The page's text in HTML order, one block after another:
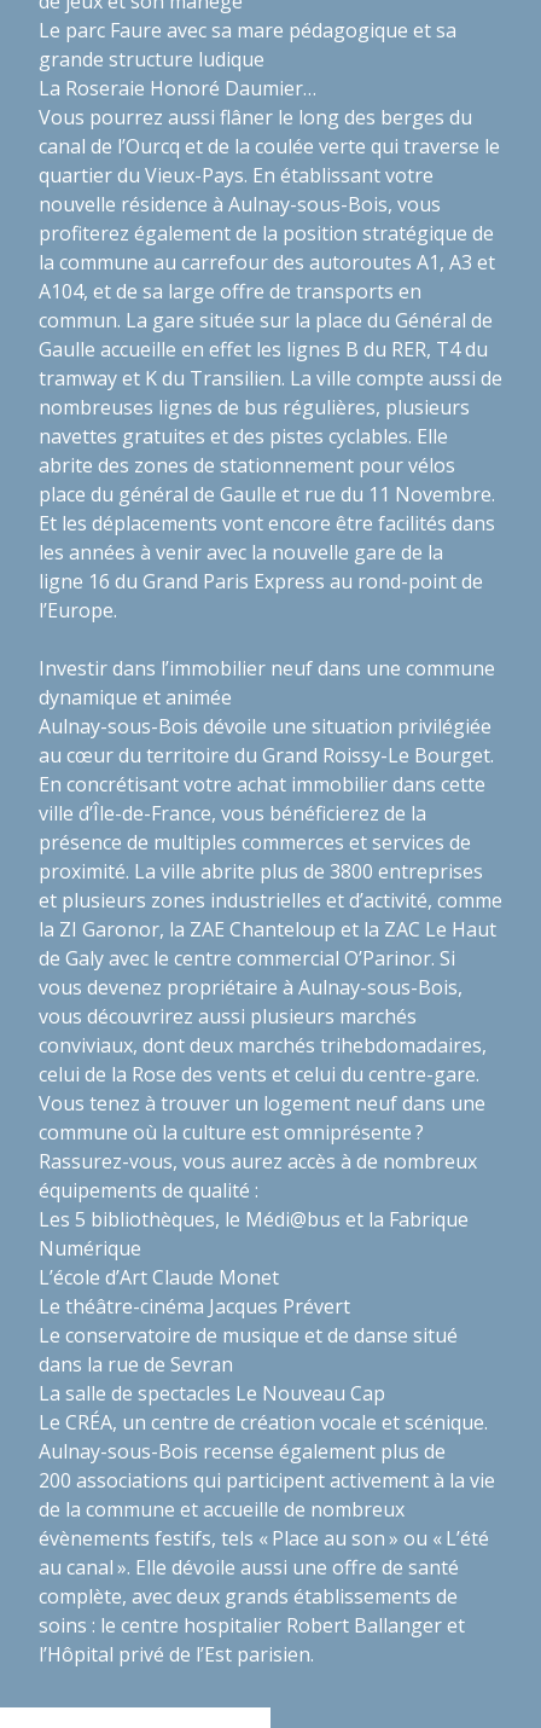
Le parc Faure avec sa mare pédagogique et sa
grande structure ludique
La Roseraie Honoré Daumier…
Vous pourrez aussi flâner le long des berges du
canal de l’Ourcq et de la coulée verte qui traverse le
quartier du Vieux-Pays. En établissant votre
nouvelle résidence à Aulnay-sous-Bois, vous
profiterez également de la position stratégique de
la commune au carrefour des autoroutes A1, A3 et
A104, et de sa large offre de transports en
commun. La gare située sur la place du Général de
Gaulle accueille en effet les lignes B du RER, T4 du
tramway et K du Transilien. La ville compte aussi de
nombreuses lignes de bus régulières, plusieurs
navettes gratuites et des pistes cyclables. Elle
abrite des zones de stationnement pour vélos
place du général de Gaulle et rue du 11 Novembre.
Et les déplacements vont encore être facilités dans
les années à venir avec la nouvelle gare de la
ligne 16 du Grand Paris Express au rond-point de
l’Europe.
Investir dans l’immobilier neuf dans une commune
dynamique et animée
Aulnay-sous-Bois dévoile une situation privilégiée
au cœur du territoire du Grand Roissy-Le Bourget.
En concrétisant votre achat immobilier dans cette
ville d’Île-de-France, vous bénéficierez de la
présence de multiples commerces et services de
proximité. La ville abrite plus de 3800 entreprises
et plusieurs zones industrielles et d’activité, comme
la ZI Garonor, la ZAE Chanteloup et la ZAC Le Haut
de Galy avec le centre commercial O’Parinor. Si
vous devenez propriétaire à Aulnay-sous-Bois,
vous découvrirez aussi plusieurs marchés
conviviaux, dont deux marchés trihebdomadaires,
celui de la Rose des vents et celui du centre-gare.
Vous tenez à trouver un logement neuf dans une
commune où la culture est omniprésente ?
Rassurez-vous, vous aurez accès à de nombreux
équipements de qualité :
Les 5 bibliothèques, le Médi@bus et la Fabrique
Numérique
L’école d’Art Claude Monet
Le théâtre-cinéma Jacques Prévert
Le conservatoire de musique et de danse situé
dans la rue de Sevran
La salle de spectacles Le Nouveau Cap
Le CRÉA, un centre de création vocale et scénique.
Aulnay-sous-Bois recense également plus de
200 associations qui participent activement à la vie
de la commune et accueille de nombreux
évènements festifs, tels « Place au son » ou « L’été
au canal ». Elle dévoile aussi une offre de santé
complète, avec deux grands établissements de
soins : le centre hospitalier Robert Ballanger et
l’Hôpital privé de l’Est parisien.